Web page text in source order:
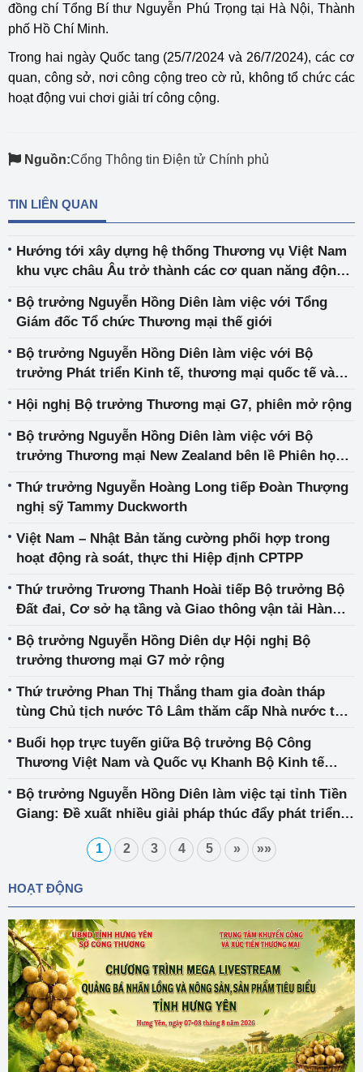
đồng chí Tổng Bí thư Nguyễn Phú Trọng tại Hà Nội, Thành
phố Hồ Chí Minh.
Trong hai ngày Quốc tang (25/7/2024 và 26/7/2024), các cơ
quan, công sở, nơi công cộng treo cờ rủ, không tổ chức các
hoạt động vui chơi giải trí công cộng.
Nguồn:Cổng Thông tin Điện tử Chính phủ
TIN LIÊN QUAN
Hướng tới xây dựng hệ thống Thương vụ Việt Nam
khu vực châu Âu trở thành các cơ quan năng động -
Bộ trưởng Nguyễn Hồng Diên làm việc với Tổng
Giám đốc Tổ chức Thương mại thế giới
Bộ trưởng Nguyễn Hồng Diên làm việc với Bộ
trưởng Phát triển Kinh tế, thương mại quốc tế và
Hội nghị Bộ trưởng Thương mại G7, phiên mở rộng
Bộ trưởng Nguyễn Hồng Diên làm việc với Bộ
trưởng Thương mại New Zealand bên lề Phiên họp
Thứ trưởng Nguyễn Hoàng Long tiếp Đoàn Thượng
nghị sỹ Tammy Duckworth
Việt Nam – Nhật Bản tăng cường phối hợp trong
hoạt động rà soát, thực thi Hiệp định CPTPP
Thứ trưởng Trương Thanh Hoài tiếp Bộ trưởng Bộ
Đất đai, Cơ sở hạ tầng và Giao thông vận tải Hàn
Bộ trưởng Nguyễn Hồng Diên dự Hội nghị Bộ
trưởng thương mại G7 mở rộng
Thứ trưởng Phan Thị Thắng tham gia đoàn tháp
tùng Chủ tịch nước Tô Lâm thăm cấp Nhà nước tới
Buổi họp trực tuyến giữa Bộ trưởng Bộ Công
Thương Việt Nam và Quốc vụ Khanh Bộ Kinh tế
Bộ trưởng Nguyễn Hồng Diên làm việc tại tỉnh Tiền
Giang: Đề xuất nhiều giải pháp thúc đẩy phát triển
1 2 3 4 5 » »»
HOẠT ĐỘNG